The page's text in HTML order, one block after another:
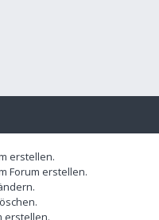
erstellen.
Forum erstellen.
erstellen.